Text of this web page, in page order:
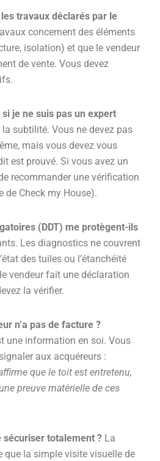
travaux déclarés par le
concernent des éléments
isolation) et que le vendeur
de vente. Vous devez
je ne suis pas un expert
la subtilité. Vous ne devez pas
mais vous devez vous
est prouvé. Si vous avez un
recommander une vérification
de Check my House).
(DDT) me protègent-ils
Les diagnostics ne couvrent
des tuiles ou l’étanchéité
vendeur fait une déclaration
la vérifier.
n’a pas de facture ?
une information en soi. Vous
aux acquéreurs :
que le toit est entretenu,
preuve matérielle de ces
sécuriser totalement ? La
que la simple visite visuelle de